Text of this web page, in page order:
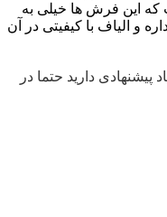
بالا است که این فرش ها خیلی به
و الیاف با کیفیتی در آن
پیشنهادی دارید حتما در